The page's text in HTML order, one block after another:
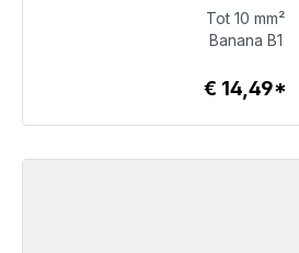
€ 14,49
Details
Tot 10 mm²
Banana B1
€ 14,49*